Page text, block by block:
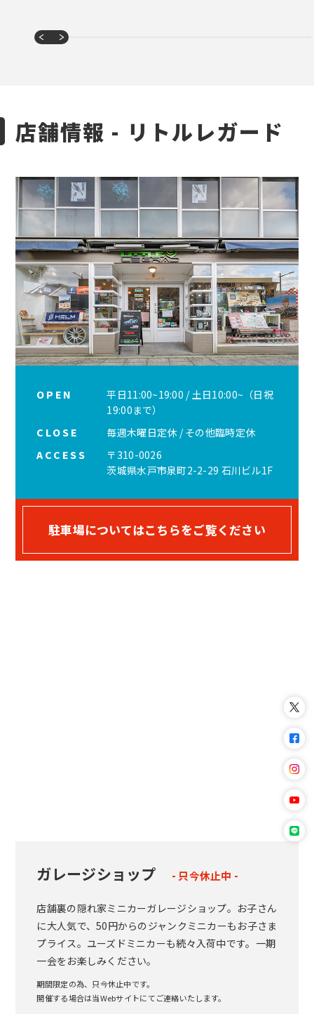
店舗情報 - リトルレガード
OPEN
平日11:00~19:00 / 土日10:00~（日祝
19:00まで）
CLOSE
毎週木曜日定休 / その他臨時定休
ACCESS
〒310-0026
茨城県水戸市泉町2-2-29 石川ビル1F
駐車場についてはこちらをご覧ください
ガレージショップ - 只今休止中 -
店舗裏の隠れ家ミニカーガレージショップ。お子さん
に大人気で、50円からのジャンクミニカーもお子さま
プライス。ユーズドミニカーも続々入荷中です。一期
一会をお楽しみください。
期間限定の為、只今休止中です。
開催する場合は当Webサイトにてご連絡いたします。